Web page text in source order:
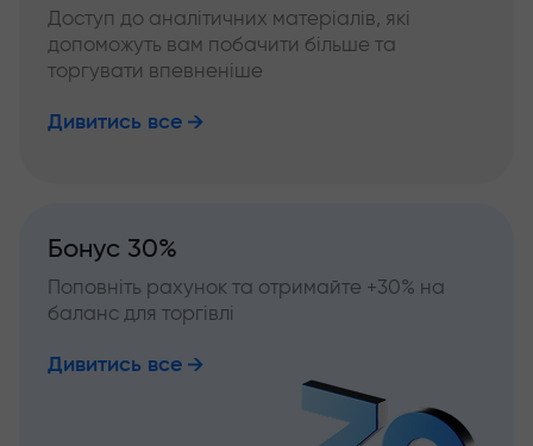
Доступ до аналітичних матеріалів, які
допоможуть вам побачити більше та
торгувати впевненіше
Дивитись все
Бонус 30%
Поповніть рахунок та отримайте +30% на
баланс для торгівлі
Дивитись все